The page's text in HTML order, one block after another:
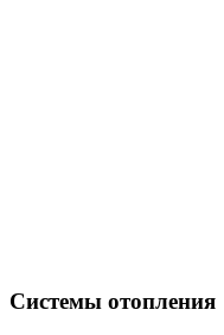
Системы отопления